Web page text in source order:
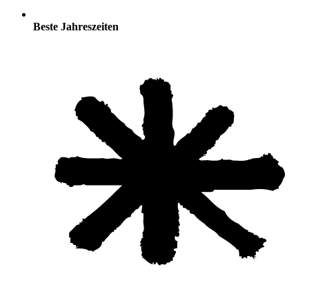
Beste Jahreszeiten